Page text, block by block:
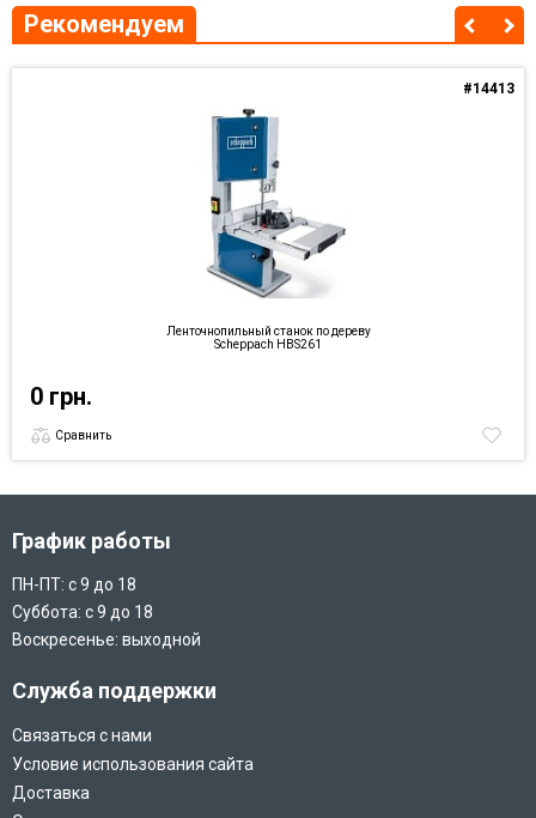
Рекомендуем
#14413
Ленточнопильный станок по дереву
Scheppach HBS261
0 грн.
Сравнить
График работы
ПН-ПТ: с 9 до 18
Суббота: с 9 до 18
Воскресенье: выходной
Служба поддержки
Связаться с нами
Условие использования сайта
Доставка